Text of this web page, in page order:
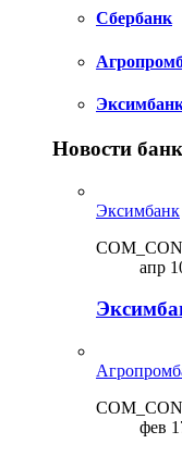
Сбербанк
Новости
Эксимбанк
апр
фев